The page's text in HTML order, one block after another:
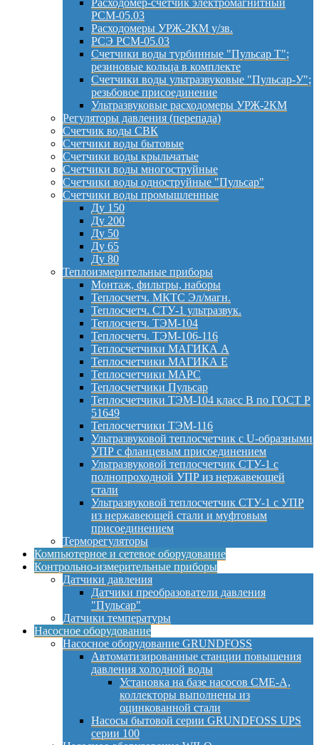
РСМ-05.03
Расходомеры УРЖ-2КМ у/зв.
РСЭ РСМ-05.03
Счетчики воды турбинные "Пульсар Т";
резиновые кольца в комплекте
Счетчики воды ультразвуковые "Пульсар-У";
резьбовое присоединение
Ультразвуковые расходомеры УРЖ-2КМ
Регуляторы давления (перепада)
Счетчик воды СВК
Счетчики воды бытовые
Счетчики воды крыльчатые
Счетчики воды многоструйные
Счетчики воды одноструйные "Пульсар"
Счетчики воды промышленные
Ду 150
Ду 200
Ду 50
Ду 65
Ду 80
Теплоизмерительные приборы
Монтаж, фильтры, наборы
Теплосчетч. МКТС Эл/магн.
Теплосчетч. СТУ-1 ультразвук.
Теплосчетч. ТЭМ-104
Теплосчетч. ТЭМ-106-116
Теплосчетчики МАГИКА А
Теплосчетчики МАГИКА Е
Теплосчетчики МАРС
Теплосчетчики Пульсар
Теплосчетчики ТЭМ-104 класс B по ГОСТ Р
51649
Теплосчетчики ТЭМ-116
Ультразвуковой теплосчетчик с U-образными
УПР с фланцевым присоединением
Ультразвуковой теплосчетчик СТУ-1 с
полнопроходной УПР из нержавеющей
стали
Ультразвуковой теплосчетчик СТУ-1 с УПР
из нержавеющей стали и муфтовым
присоединением
Терморегуляторы
Компьютерное и сетевое оборудование
Контрольно-измерительные приборы
Датчики давления
Датчики преобразователи давления
"Пульсар"
Датчики температуры
Насосное оборудование
Насосное оборудование GRUNDFOSS
Автоматизированные станции повышения
давления холодной воды
Установка на базе насосов CME-A,
коллекторы выполнены из
оцинкованной стали
Насосы бытовой серии GRUNDFOSS UPS
серии 100